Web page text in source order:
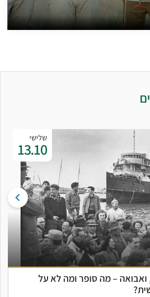
שלישי
13.10
ואבואה – מה סופר ומה לא על